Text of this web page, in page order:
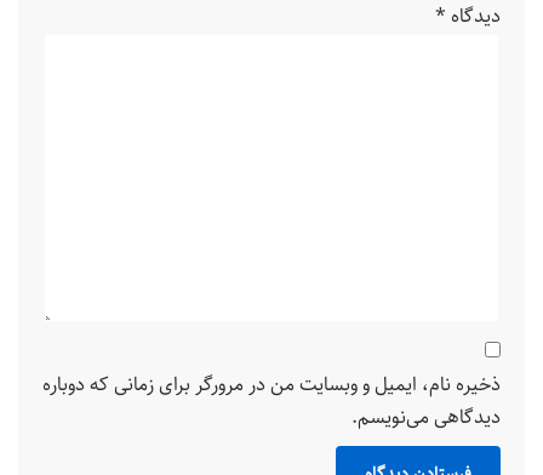
دیدگاه *
ذخیره نام، ایمیل و وبسایت من در مرورگر برای زمانی که دوباره
دیدگاهی می‌نویسم.